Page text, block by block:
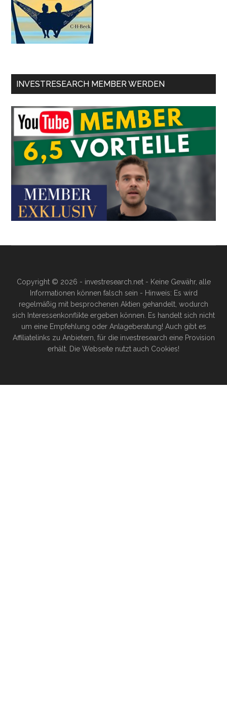
INVESTRESEARCH MEMBER WERDEN
Copyright © 2026 - investresearch.net - Keine Gewähr, alle
Informationen können falsch sein - Hinweis: Es wird
regelmäßig mit besprochenen Aktien gehandelt, wodurch
sich Interessenkonflikte ergeben können. Es handelt sich nicht
um eine Empfehlung oder Anlageberatung! Auch gibt es
Affiliatelinks zu Anbietern, für die investresearch eine Provision
erhält. Die Webseite nutzt auch Cookies!